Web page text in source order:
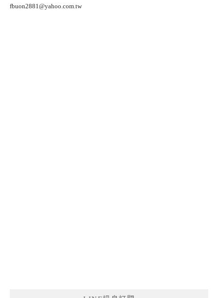
fbuon2881@yahoo.com.tw